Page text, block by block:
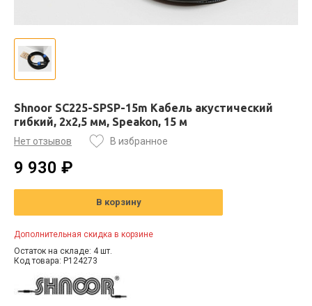
Shnoor SC225-SPSP-15m Кабель акустический
гибкий, 2x2,5 мм, Speakon, 15 м
Нет отзывов В избранное
9 930 ₽
В корзину
Дополнительная скидка в корзине
Остаток на складе: 4 шт.
Код товара: P124273